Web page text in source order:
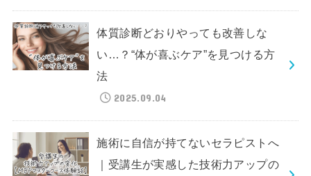
体質診断どおりやっても改善しな
い…？“体が喜ぶケア”を見つける方
法
2025.09.04
施術に自信が持てないセラピストへ
｜受講生が実感した技術力アップの